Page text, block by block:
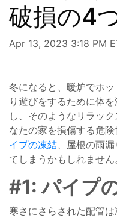
破損の4
Apr 13, 2023 3:18 PM
冬になると、暖炉でホ
り遊びをするために体
し、そのようなリラッ
なたの家を損傷する危険
イプの凍結 、屋根の雨
てしまうかもしれません
#1: パイプ
寒さにさらされた配管